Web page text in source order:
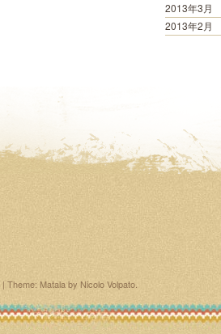
2013年3月
2013年2月
| Theme: Matala by Nicolo Volpato